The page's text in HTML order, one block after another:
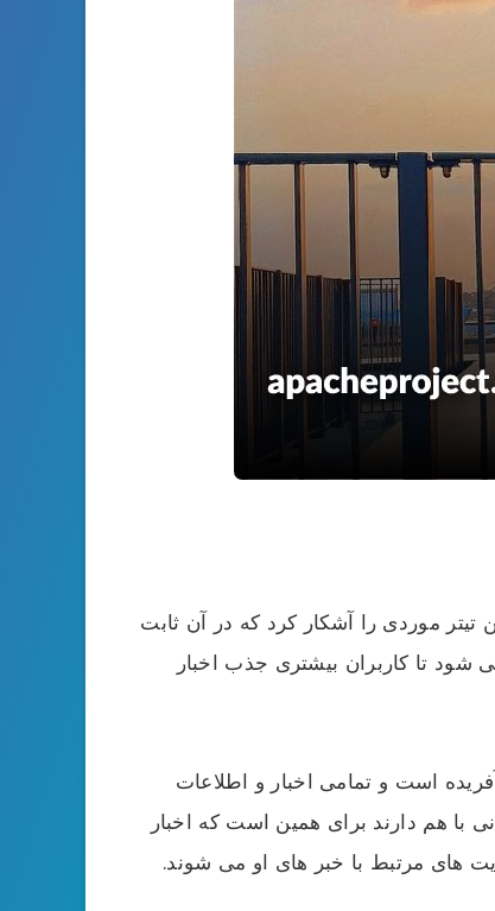
موردی را آشکار کرد که در آن ثابت
شود تا کاربران بیشتری جذب اخبار
است و تمامی اخبار و اطلاعات
هم دارند برای همین است که اخبار
های مرتبط با خبر های او می شوند.